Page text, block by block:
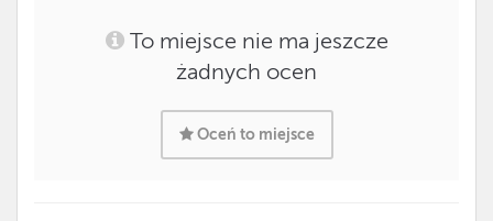
To miejsce nie ma jeszcze
żadnych ocen
Oceń to miejsce